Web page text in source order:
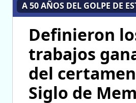
A 50 AÑOS DEL GOLPE DE
Definieron
trabajos
del
Siglo de